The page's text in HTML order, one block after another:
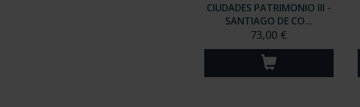
CIUDADES PATRIMONIO III -
SANTIAGO DE CO...
73,00 €